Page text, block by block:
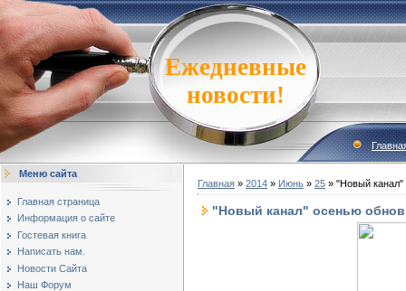
Ежедневные
новости!
Меню сайта
Главная страница
Информация о сайте
Гостевая книга
Написать нам.
Новости Сайта
Наш Форум
Главная » 2014 » Июнь » 25 » "Новый канал"
"Новый канал" осенью